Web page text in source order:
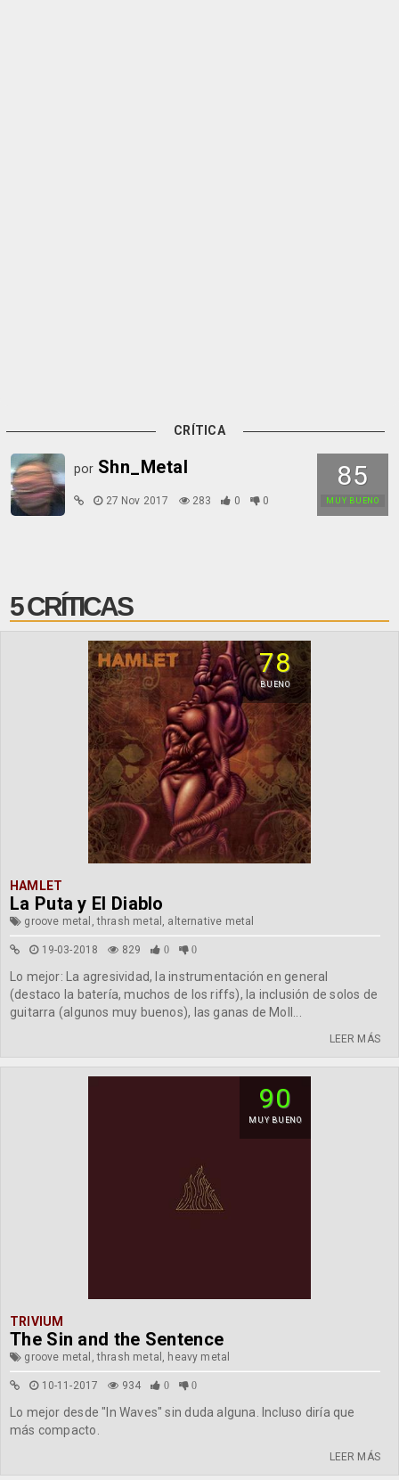
CRÍTICA
85
MUY BUENO
por Shn_Metal
27 Nov 2017 283 0 0
5 CRÍTICAS
78
BUENO
HAMLET
La Puta y El Diablo
groove metal, thrash metal, alternative metal
19-03-2018 829 0 0
Lo mejor: La agresividad, la instrumentación en general
(destaco la batería, muchos de los riffs), la inclusión de solos de
guitarra (algunos muy buenos), las ganas de Moll...
LEER MÁS
90
MUY BUENO
TRIVIUM
The Sin and the Sentence
groove metal, thrash metal, heavy metal
10-11-2017 934 0 0
Lo mejor desde "In Waves" sin duda alguna. Incluso diría que
más compacto.
LEER MÁS